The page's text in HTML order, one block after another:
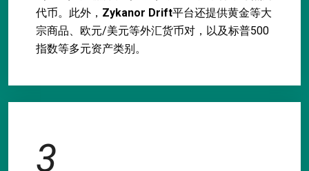
代币。此外， Zykanor Drift平台还提供黄金等大
宗商品、欧元/美元等外汇货币对，以及标普500
指数等多元资产类别。
3